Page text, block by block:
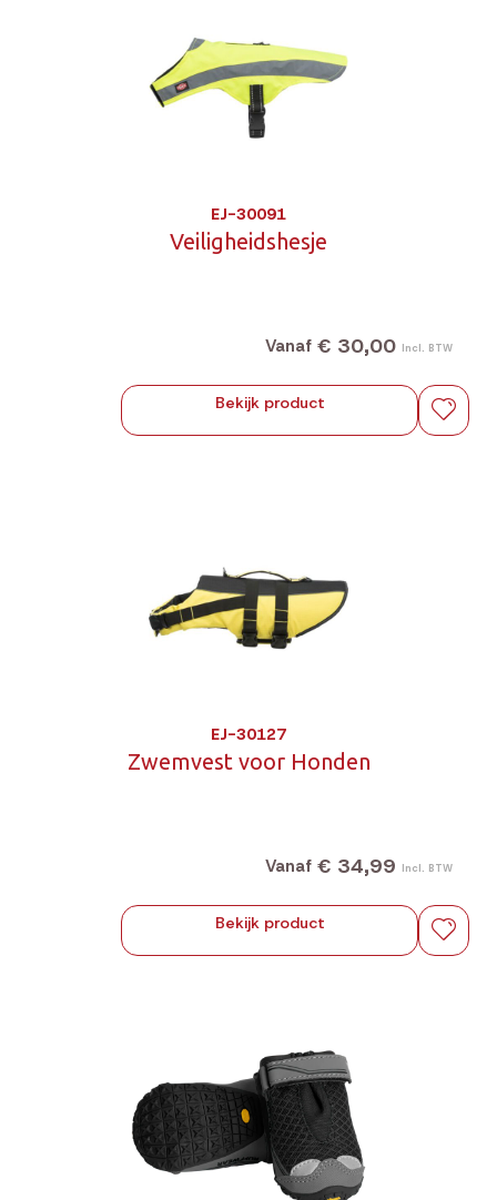
EJ-30091
Veiligheidshesje
Vanaf € 30,00 Incl. BTW
Bekijk product
EJ-30127
Zwemvest voor Honden
Vanaf € 34,99 Incl. BTW
Bekijk product